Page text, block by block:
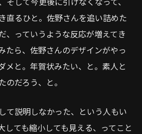
直るひと。佐野さんを追い詰めた
、っていうような反応が増えてき
たら、佐野さんのデザインがやっ
メと。年賀状みたい、と。素人と
のだろう、と。
て説明しなかった、という人もい
しても縮小しても見える、ってこと